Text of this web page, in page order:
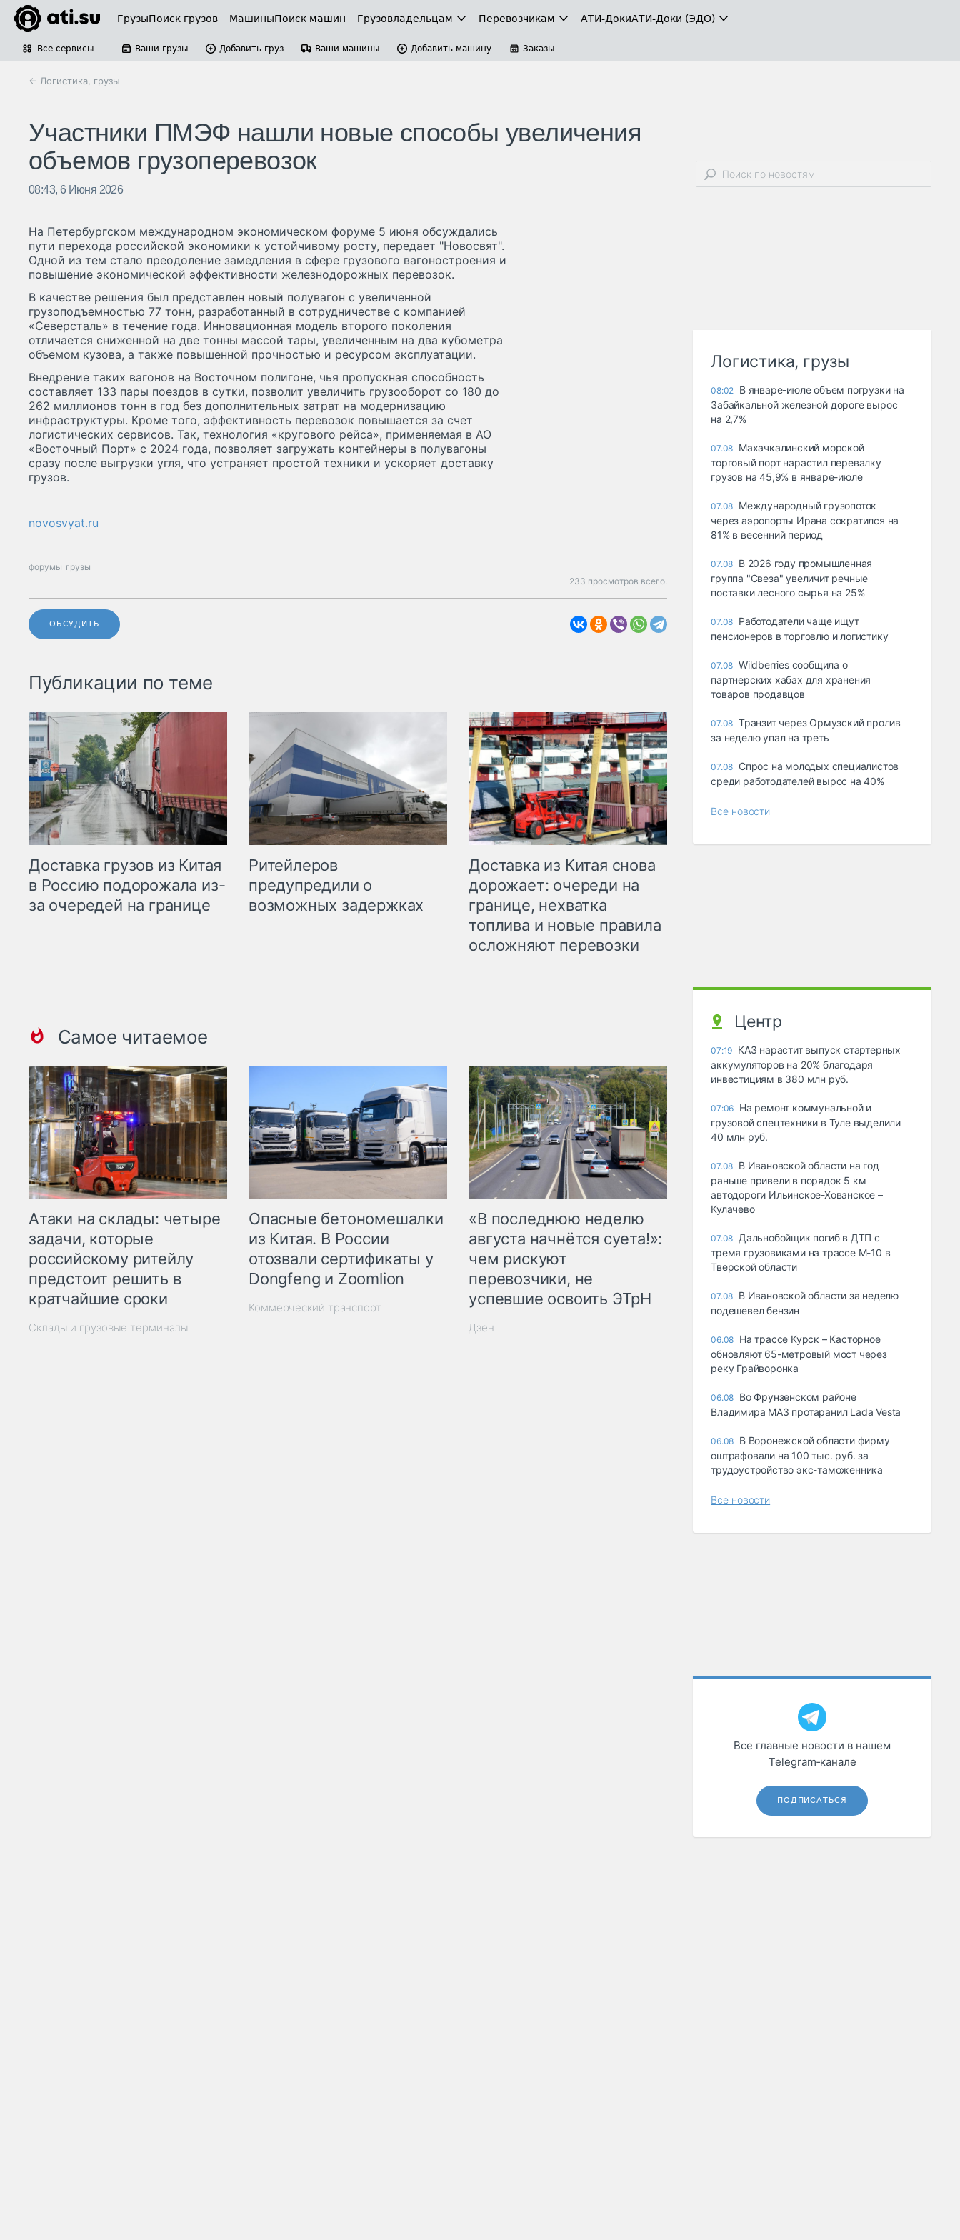
ГрузыПоиск грузов МашиныПоиск машин Грузовладельцам Перевозчикам АТИ-ДокиАТИ-Доки (ЭДО)
Все сервисы Ваши грузы Добавить груз Ваши машины Добавить машину Заказы
← Логистика, грузы
Участники ПМЭФ нашли новые способы увеличения
объемов грузоперевозок
08:43, 6 Июня 2026
На Петербургском международном экономическом форуме 5 июня обсуждались
пути перехода российской экономики к устойчивому росту, передает "Новосвят".
Одной из тем стало преодоление замедления в сфере грузового вагоностроения и
повышение экономической эффективности железнодорожных перевозок.
В качестве решения был представлен новый полувагон с увеличенной
грузоподъемностью 77 тонн, разработанный в сотрудничестве с компанией
«Северсталь» в течение года. Инновационная модель второго поколения
отличается сниженной на две тонны массой тары, увеличенным на два кубометра
объемом кузова, а также повышенной прочностью и ресурсом эксплуатации.
Внедрение таких вагонов на Восточном полигоне, чья пропускная способность
составляет 133 пары поездов в сутки, позволит увеличить грузооборот со 180 до
262 миллионов тонн в год без дополнительных затрат на модернизацию
инфраструктуры. Кроме того, эффективность перевозок повышается за счет
логистических сервисов. Так, технология «кругового рейса», применяемая в АО
«Восточный Порт» с 2024 года, позволяет загружать контейнеры в полувагоны
сразу после выгрузки угля, что устраняет простой техники и ускоряет доставку
грузов.
novosvyat.ru
форумы грузы
233 просмотров всего.
ОБСУДИТЬ
Публикации по теме
Доставка грузов из Китая
в Россию подорожала из-
за очередей на границе
Ритейлеров
предупредили о
возможных задержках
Доставка из Китая снова
дорожает: очереди на
границе, нехватка
топлива и новые правила
осложняют перевозки
Самое читаемое
Атаки на склады: четыре
задачи, которые
российскому ритейлу
предстоит решить в
кратчайшие сроки
Склады и грузовые терминалы
Опасные бетономешалки
из Китая. В России
отозвали сертификаты у
Dongfeng и Zoomlion
Коммерческий транспорт
«В последнюю неделю
августа начнётся суета!»:
чем рискуют
перевозчики, не
успевшие освоить ЭТрН
Дзен
Логистика, грузы
08:02 В январе-июле объем погрузки на
Забайкальной железной дороге вырос
на 2,7%
07.08 Махачкалинский морской
торговый порт нарастил перевалку
грузов на 45,9% в январе-июле
07.08 Международный грузопоток
через аэропорты Ирана сократился на
81% в весенний период
07.08 В 2026 году промышленная
группа "Свеза" увеличит речные
поставки лесного сырья на 25%
07.08 Работодатели чаще ищут
пенсионеров в торговлю и логистику
07.08 Wildberries сообщила о
партнерских хабах для хранения
товаров продавцов
07.08 Транзит через Ормузский пролив
за неделю упал на треть
07.08 Спрос на молодых специалистов
среди работодателей вырос на 40%
Все новости
Центр
07:19 КАЗ нарастит выпуск стартерных
аккумуляторов на 20% благодаря
инвестициям в 380 млн руб.
07:06 На ремонт коммунальной и
грузовой спецтехники в Туле выделили
40 млн руб.
07.08 В Ивановской области на год
раньше привели в порядок 5 км
автодороги Ильинское-Хованское –
Кулачево
07.08 Дальнобойщик погиб в ДТП с
тремя грузовиками на трассе М-10 в
Тверской области
07.08 В Ивановской области за неделю
подешевел бензин
06.08 На трассе Курск – Касторное
обновляют 65-метровый мост через
реку Грайворонка
06.08 Во Фрунзенском районе
Владимира МАЗ протаранил Lada Vesta
06.08 В Воронежской области фирму
оштрафовали на 100 тыс. руб. за
трудоустройство экс-таможенника
Все новости
Все главные новости в нашем
Telegram‑канале
ПОДПИСАТЬСЯ